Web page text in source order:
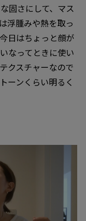
固さにして、マス
浮腫みや熱を取っ
日はちょっと顔が
なってときに使い
クスチャーなので
ーンくらい明るく